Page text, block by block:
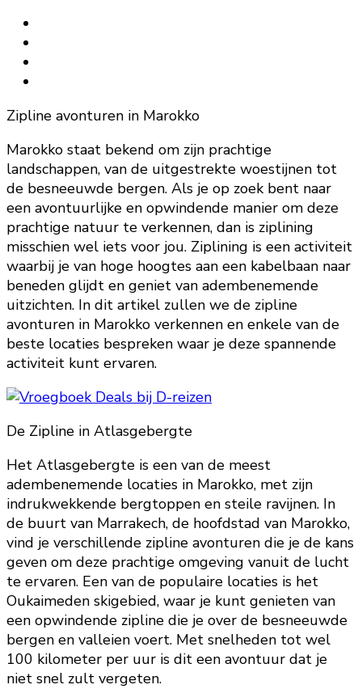
Zipline avonturen in Marokko
Marokko staat bekend om zijn prachtige
landschappen, van de uitgestrekte woestijnen tot
de besneeuwde bergen. Als je op zoek bent naar
een avontuurlijke en opwindende manier om deze
prachtige natuur te verkennen, dan is ziplining
misschien wel iets voor jou. Ziplining is een activiteit
waarbij je van hoge hoogtes aan een kabelbaan naar
beneden glijdt en geniet van adembenemende
uitzichten. In dit artikel zullen we de zipline
avonturen in Marokko verkennen en enkele van de
beste locaties bespreken waar je deze spannende
activiteit kunt ervaren.
De Zipline in Atlasgebergte
Het Atlasgebergte is een van de meest
adembenemende locaties in Marokko, met zijn
indrukwekkende bergtoppen en steile ravijnen. In
de buurt van Marrakech, de hoofdstad van Marokko,
vind je verschillende zipline avonturen die je de kans
geven om deze prachtige omgeving vanuit de lucht
te ervaren. Een van de populaire locaties is het
Oukaimeden skigebied, waar je kunt genieten van
een opwindende zipline die je over de besneeuwde
bergen en valleien voert. Met snelheden tot wel
100 kilometer per uur is dit een avontuur dat je
niet snel zult vergeten.